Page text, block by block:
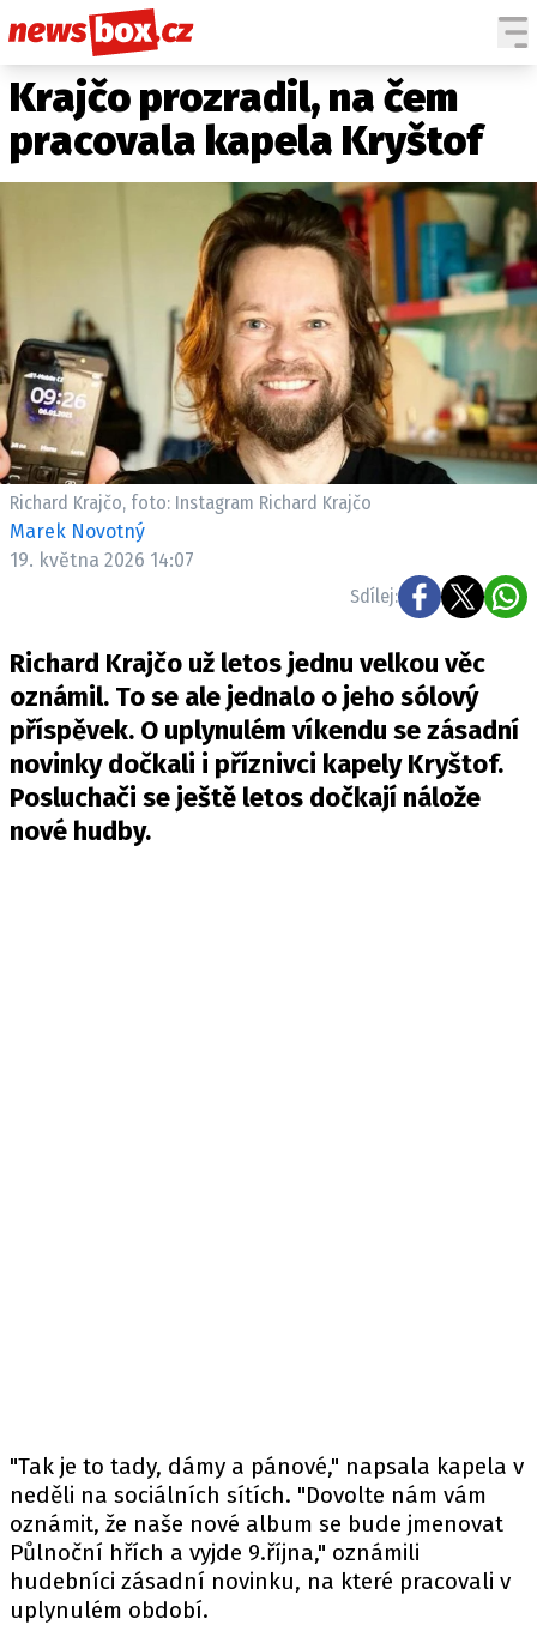
DOMÁCÍ
ZAHRANIČÍ
POČASÍ
SPOLEČNOST
SPORT
ČESKÉ CELEBRITY
SVĚTOVÉ CELEBRITY
SLEDUJTE NÁS NA|
Máte příběh, fotku nebo video?
Pošlete e-mail na newsbox.cz
REDAKCE
KONTAKT
VYDAVATEL
INZERCE
OSOBNÍ ÚDAJE / COOKIES
Krajčo prozradil, na čem
pracovala kapela Kryštof
Richard Krajčo, foto: Instagram Richard Krajčo
Marek Novotný
19. května 2026 14:07
Sdílej:
Richard Krajčo už letos jednu velkou věc
oznámil. To se ale jednalo o jeho sólový
příspěvek. O uplynulém víkendu se zásadní
novinky dočkali i příznivci kapely Kryštof.
Posluchači se ještě letos dočkají nálože
nové hudby.
"Tak je to tady, dámy a pánové," napsala kapela v
neděli na sociálních sítích. "Dovolte nám vám
oznámit, že naše nové album se bude jmenovat
Půlnoční hřích a vyjde 9.října," oznámili
hudebníci zásadní novinku, na které pracovali v
uplynulém období.